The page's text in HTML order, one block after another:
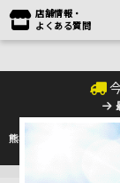
店舗情報・
よくある質問
熊本地震の影響により